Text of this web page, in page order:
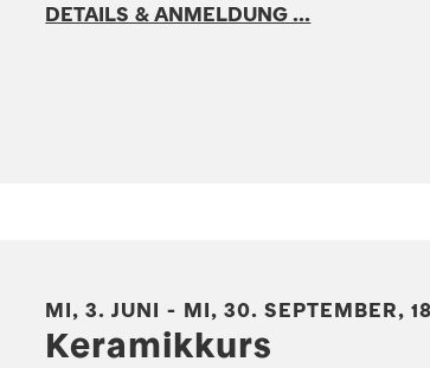
DETAILS & ANMELDUNG ...
MI, 3. JUNI - MI, 30. SEPTEMBER,
Keramikkurs